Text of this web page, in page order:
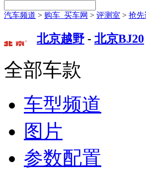
汽车频道 > 购车_买车网 > 评测室 > 抢先
北京越野 - 北京BJ20
全部车款
车型频道
图片
参数配置